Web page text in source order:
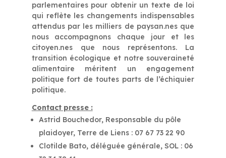
parlementaires pour obtenir un texte de loi
qui reflète les changements indispensables
attendus par les milliers de paysan.nes que
nous accompagnons chaque jour et les
citoyen.nes que nous représentons. La
transition écologique et notre souveraineté
alimentaire méritent un engagement
politique fort de toutes parts de l’échiquier
politique.
Contact presse :
Astrid Bouchedor, Responsable du pôle
plaidoyer, Terre de Liens : 07 67 73 22 90
Clotilde Bato, déléguée générale, SOL : 06